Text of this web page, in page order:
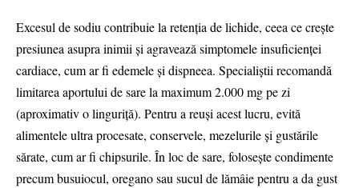
Excesul de sodiu contribuie la retenția de lichide, ceea ce crește
presiunea asupra inimii și agravează simptomele insuficienței
cardiace, cum ar fi edemele și dispneea. Specialiștii recomandă
limitarea aportului de sare la maximum 2.000 mg pe zi
(aproximativ o linguriță). Pentru a reuși acest lucru, evită
alimentele ultra procesate, conservele, mezelurile și gustările
sărate, cum ar fi chipsurile. În loc de sare, folosește condimente
precum busuiocul, oregano sau sucul de lămâie pentru a da gust